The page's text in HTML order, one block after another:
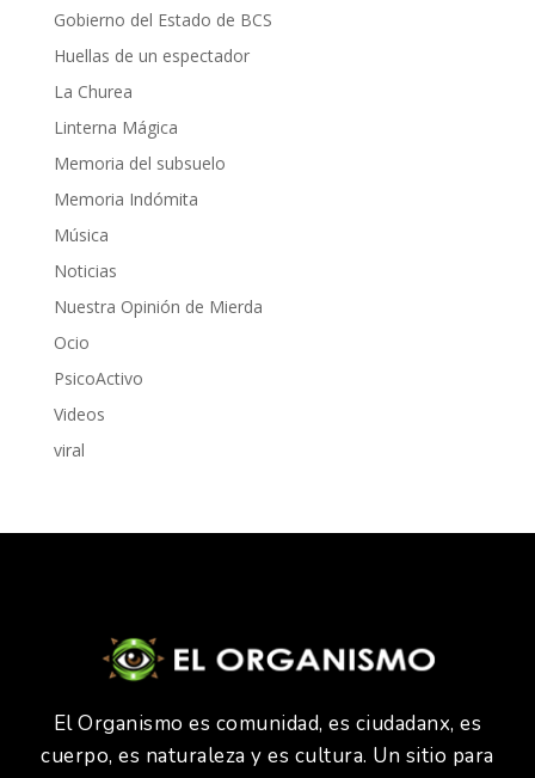
Gobierno del Estado de BCS
Huellas de un espectador
La Churea
Linterna Mágica
Memoria del subsuelo
Memoria Indómita
Música
Noticias
Nuestra Opinión de Mierda
Ocio
PsicoActivo
Videos
viral
El Organismo es comunidad, es ciudadanx, es
cuerpo, es naturaleza y es cultura. Un sitio para